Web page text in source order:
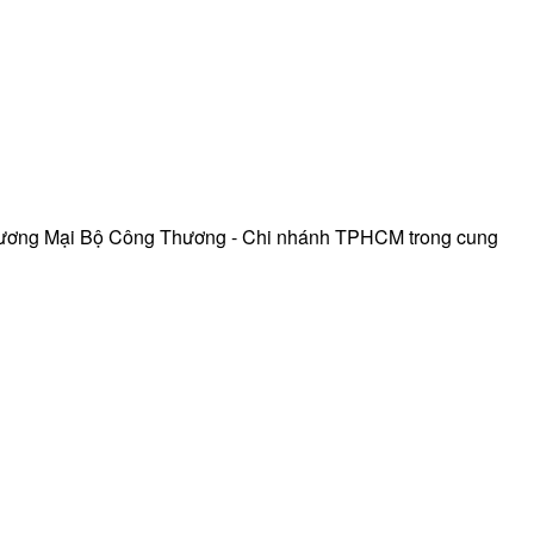
Mại Bộ Công Thương - Chi nhánh TPHCM trong cung